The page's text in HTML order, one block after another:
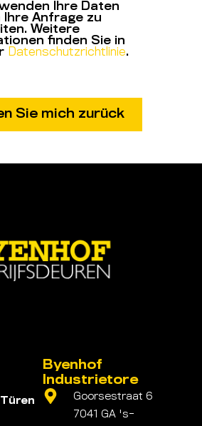
Ihre Daten
Ihre Anfrage zu
Weitere
finden Sie in
Datenschutzrichtlinie.
Byenhof
Industrietore
Goorsestraat 6
7041 GA 's-